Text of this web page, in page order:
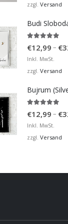
zzgl. Versand
Budi
€12,99 – €
Inkl. MwSt.
zzgl. Versand
Bujrum
€12,99 – €
Inkl. MwSt.
zzgl. Versand